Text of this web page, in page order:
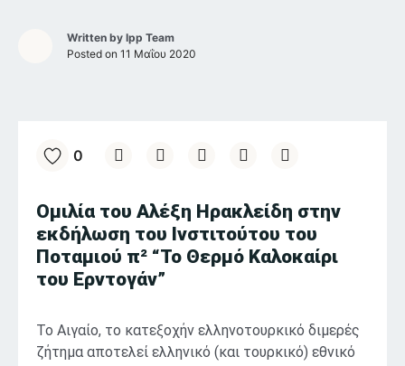
Written by Ipp Team
Posted on 11 Μαΐου 2020
0
Ομιλία του Αλέξη Ηρακλείδη στην
εκδήλωση του Ινστιτούτου του
Ποταμιού π² “Το Θερμό Καλοκαίρι
του Ερντογάν”
Το Αιγαίο, το κατεξοχήν ελληνοτουρκικό διμερές
ζήτημα αποτελεί ελληνικό (και τουρκικό) εθνικό